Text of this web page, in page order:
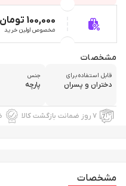
100,000 تومان
مخصوص اولین خرید
مشخصات
قابل استفاده برای
دختران و پسران
جنس
پارچه
۷ روز ضمانت بازگشت کالا
مشخصات